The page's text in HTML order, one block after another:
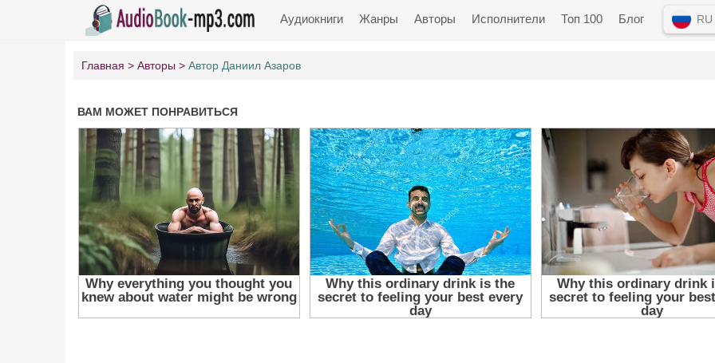
Аудиокниги Жанры Авторы Исполнители Топ 100 Блог RU
Главная Авторы Автор Даниил Азаров